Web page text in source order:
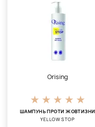
Orising
ШАМПУНЬ ПРОТИ ЖОВТИЗНИ
YELLOW STOP